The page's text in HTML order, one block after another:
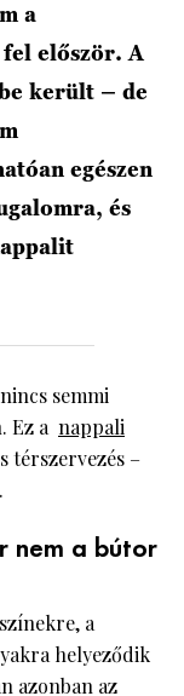
a
először. A
került – de
egészen
és
semmi
Ez a nappali
térszervezés –
nem a bútor
a
helyeződik
azonban az